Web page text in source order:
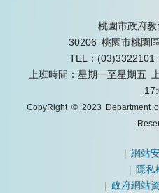
桃園市政府
30206 桃園市桃園
TEL：(03)3322101
上班時間：星期一至星期五
CopyRight © 2023 Department
|網站
| 隱私
|政府網站